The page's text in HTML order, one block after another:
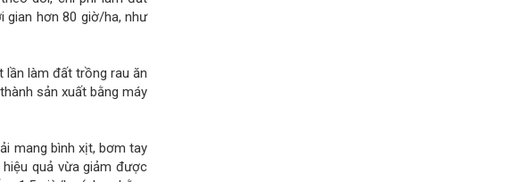
gian hơn 80 giờ/ha, như
lần làm đất trồng rau ăn
sản xuất bằng máy
mang bình xịt, bơm tay
quả vừa giảm được